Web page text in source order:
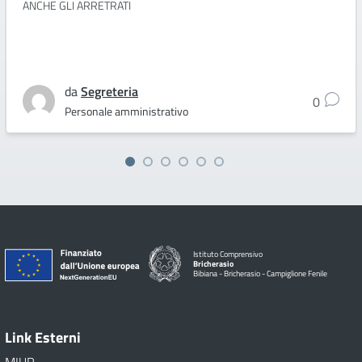
ANCHE GLI ARRETRATI
daSegreteria
Personale amministrativo 0
Istituto Comprensivo
Bricherasio
Bibiana - Bricherasio - Campiglione Fenile
Link Esterni